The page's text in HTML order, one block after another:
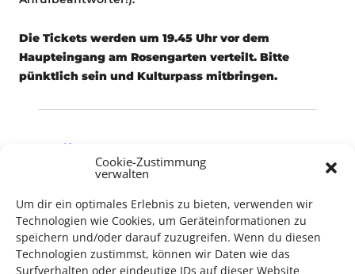
Cookie-Zustimmung
verwalten
Um dir ein optimales Erlebnis zu bieten, verwenden wir
Technologien wie Cookies, um Geräteinformationen zu
speichern und/oder darauf zuzugreifen. Wenn du diesen
Technologien zustimmst, können wir Daten wie das
Surfverhalten oder eindeutige IDs auf dieser Website
Die Tickets werden um 19.45 Uhr vor dem
Haupteingang am Rosengarten verteilt. Bitte
pünktlich sein und Kulturpass mitbringen.
Konzert
Musik